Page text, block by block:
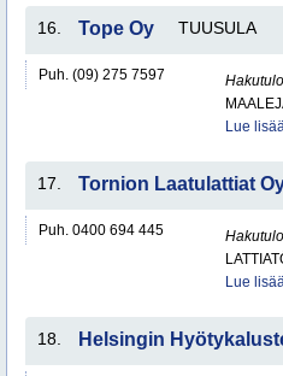
16. Tope Oy TUUSULA
Puh. (09) 275 7597
Lue
17. Tornion Laatulattiat
Puh. 0400 694 445
Lue
18. Helsingin